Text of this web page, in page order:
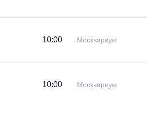
10:00 Москвариум
10:00 Москвариум